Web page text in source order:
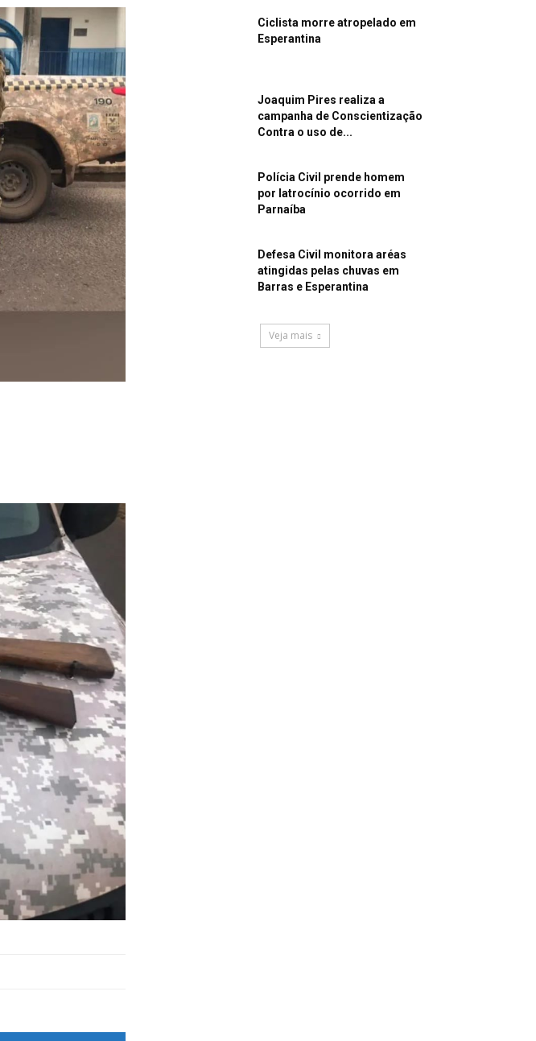
Ciclista morre atropelado em
Esperantina
Joaquim Pires realiza a
campanha de Conscientização
Contra o uso de...
Polícia Civil prende homem
por latrocínio ocorrido em
Parnaíba
Defesa Civil monitora aréas
atingidas pelas chuvas em
Barras e Esperantina
Veja mais